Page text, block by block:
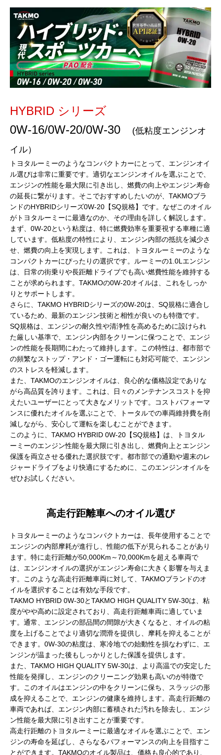
HYBRID シリーズ
0W-16/0W-20/0W-30
(低粘度エンジンオ
イル）
トヨタルーミーのようなコンパクトカーにとって、エンジンオイ
ル選びは非常に重要です。適切なエンジンオイルを選ぶことで、
エンジンの性能を最大限に引き出し、燃費の向上やエンジン寿命
の延長に繋がります。そこでおすすめしたいのが、TAKMOブラ
ンドのHYBRIDシリーズ0W-20【SQ規格】です。なぜこのオイル
がトヨタルーミーに最適なのか、その理由を詳しく解説します。
まず、0W-20という粘度は、特に燃費効率を重要視する車種に適
しています。低粘度の特性により、エンジン内部の抵抗を減少さ
せ、燃費の向上を実現します。これは、トヨタルーミーのような
コンパクトカーにぴったりの選択です。ルーミーの1.0Lエンジン
は、日常の街乗りや長距離ドライブでも高い燃費性能を維持する
ことが求められます。TAKMOの0W-20オイルは、これをしっか
りとサポートします。
さらに、TAKMO HYBRIDシリーズの0W-20は、SQ規格に適合し
ているため、最新のエンジン技術と相性が良いのも特徴です。
SQ規格は、エンジンの耐久性や清浄性を高めるために設けられ
た厳しい基準で、エンジン内部をクリーンに保つことで、エンジ
ンの性能を長期間にわたって維持します。この特性は、都市部で
の頻繁なストップ・アンド・ゴー運転にも対応可能で、エンジン
のストレスを軽減します。
また、TAKMOのエンジンオイルは、良心的な価格設定でありな
がら高品質を誇ります。これは、日々のメンテナンスコストを抑
えたいユーザーにとって大きなメリットです。コストパフォーマ
ンスに優れたオイルを選ぶことで、トータルでの車両維持費を削
減しながら、安心して運転を楽しむことができます。
このように、TAKMO HYBRID 0W-20【SQ規格】は、トヨタル
ーミーのエンジン性能を最大限に引き出し、燃費向上とエンジン
保護を両立させる優れた選択肢です。都市部での通勤や週末のレ
ジャードライブをより快適にするために、このエンジンオイルを
ぜひお試しください。
高走行距離車へのオイル選び
トヨタルーミーのようなコンパクトカーは、長年使用することで
エンジンの内部摩耗が進行し、性能の低下が見られることがあり
ます。特に走行距離が50,000Km～70,000Kmを超える車両で
は、エンジンオイルの選択がエンジン寿命に大きく影響を与えま
す。このような高走行距離車両に対して、TAKMOブランドのオ
イルを選択することは有効な手段です。
TAKMO HYBRID 0W-30とTAKMO HIGH QUALITY 5W-30は、粘
度がやや高めに設定されており、高走行距離車両に適していま
す。通常、エンジンの部品間の間隙が大きくなると、オイルの粘
度を上げることでより適切な潤滑を提供し、摩耗を抑えることが
できます。0W-30の粘度は、寒冷地での始動性を損なわずに、エ
ンジンが温まった後もしっかりとした保護を提供します。
また、TAKMO HIGH QUALITY 5W-30は、より高温での安定した
性能を発揮し、エンジンのクリーニング効果も高いのが特徴で
す。このオイルはエンジンの中をクリーンに保ち、スラッジの形
成を抑えることで、エンジンの健康を維持します。高走行距離の
車両であれば、エンジン内部に蓄積された汚れを除去し、エンジ
ン性能を最大限に引き出すことが重要です。
高走行距離のトヨタルーミーに最適なオイルを選ぶことで、エン
ジンの寿命を延ばし、さらなるパフォーマンスの向上を目指すこ
とができます。TAKMOのオイル製品は、価格も良心的であり、